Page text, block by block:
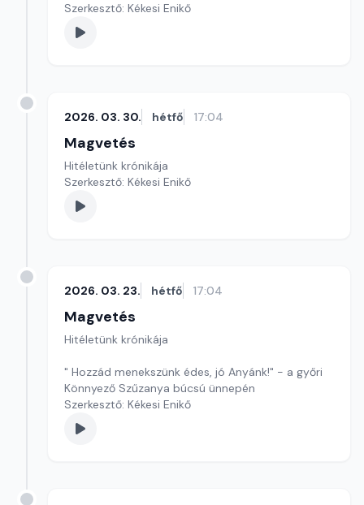
Szerkesztő: Kékesi Enikő
2026. 03. 30. hétfő 17:04
Magvetés
Hitéletünk krónikája
Szerkesztő: Kékesi Enikő
2026. 03. 23. hétfő 17:04
Magvetés
Hitéletünk krónikája
" Hozzád menekszünk édes, jó Anyánk!" - a győri
Könnyező Szűzanya búcsú ünnepén
Szerkesztő: Kékesi Enikő